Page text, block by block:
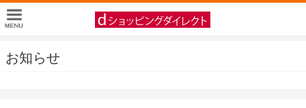
お知らせ